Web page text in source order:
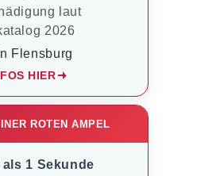
laut
2026
Flensburg
HIER
ROTEN AMPEL
1 Sekunde